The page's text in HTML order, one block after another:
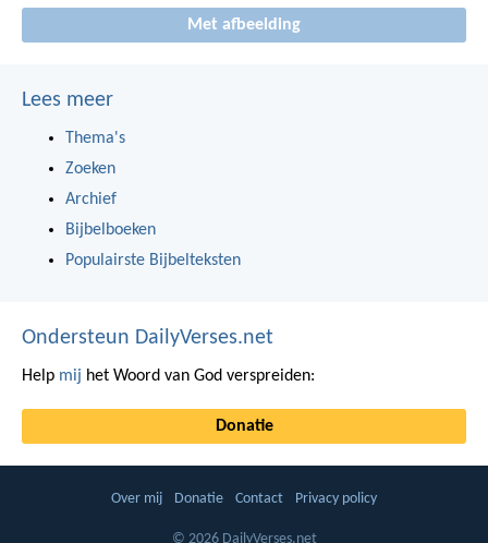
Met afbeelding
Lees meer
Thema's
Zoeken
Archief
Bijbelboeken
Populairste Bijbelteksten
Ondersteun DailyVerses.net
Help mij het Woord van God verspreiden:
Donatie
Over mij Donatie Contact Privacy policy
© 2026 DailyVerses.net